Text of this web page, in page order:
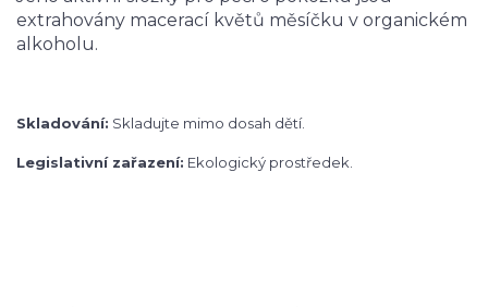
extrahovány macerací květů měsíčku v organickém
alkoholu.
Skladování: Skladujte mimo dosah dětí.
Legislativní zařazení: Ekologický prostředek.